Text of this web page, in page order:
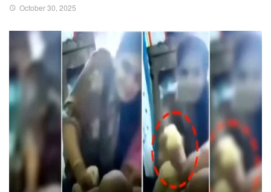
October 30, 2025